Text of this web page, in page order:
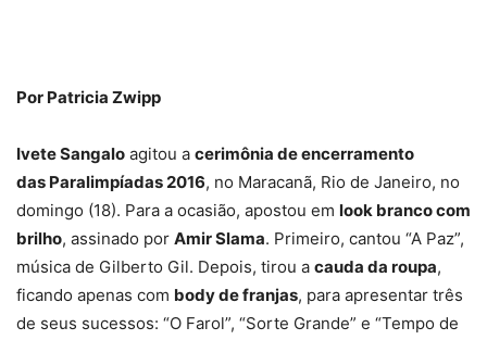
Por Patricia Zwipp
Ivete Sangalo agitou a cerimônia de encerramento
das Paralimpíadas 2016, no Maracanã, Rio de Janeiro, no
domingo (18). Para a ocasião, apostou em look branco com
brilho, assinado por Amir Slama. Primeiro, cantou “A Paz”,
música de Gilberto Gil. Depois, tirou a cauda da roupa,
ficando apenas com body de franjas, para apresentar três
de seus sucessos: “O Farol”, “Sorte Grande” e “Tempo de